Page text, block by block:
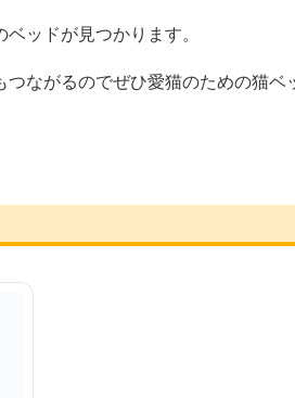
ッドが見つかります。
ながるのでぜひ愛猫のための猫